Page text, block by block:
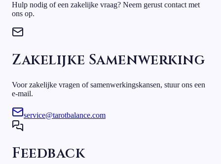
Hulp nodig of een zakelijke vraag? Neem gerust contact met
ons op.
Zakelijke Samenwerking
Voor zakelijke vragen of samenwerkingskansen, stuur ons een
e-mail.
service@tarotbalance.com
Feedback